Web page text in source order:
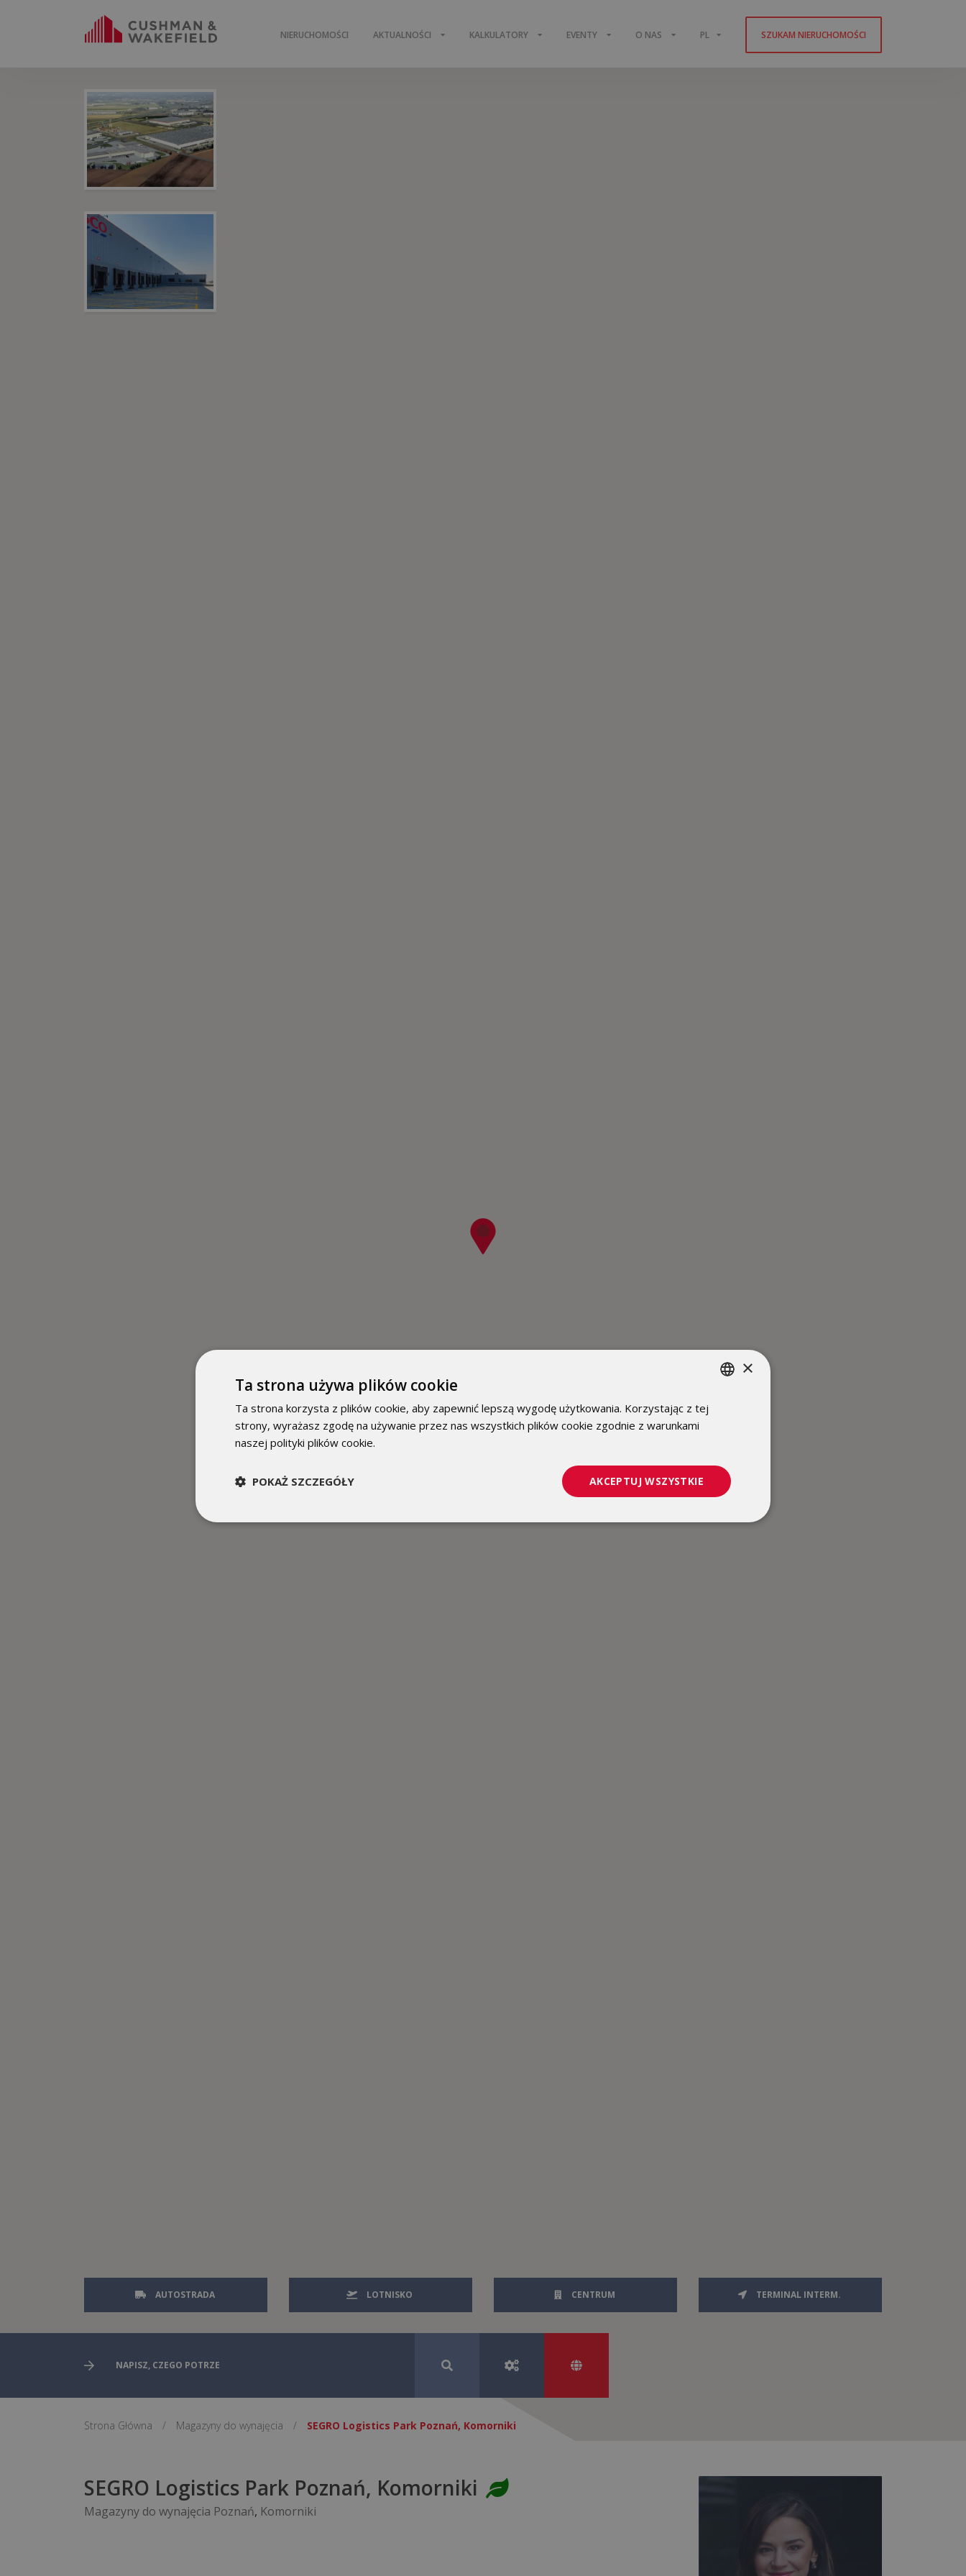
NIERUCHOMOŚCI AKTUALNOŚCI KALKULATORY EVENTY O NAS PL SZUKAM NIERUCHOMOŚCI
AUTOSTRADA LOTNISKO CENTRUM TERMINAL INTERM.
Strona Główna / Magazyny do wynajęcia / SEGRO Logistics Park Poznań, Komorniki
SEGRO Logistics Park Poznań, Komorniki
Magazyny do wynajęcia Poznań, Komorniki
×
Ta strona używa plików cookie
Ta strona korzysta z plików cookie, aby zapewnić lepszą wygodę użytkowania. Korzystając z tej
strony, wyrażasz zgodę na używanie przez nas wszystkich plików cookie zgodnie z warunkami
naszej polityki plików cookie.
AKCEPTUJ WSZYSTKIE
POKAŻ SZCZEGÓŁY